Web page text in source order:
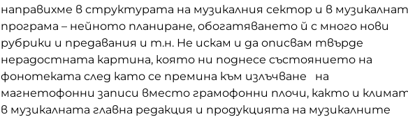
направихме в структурата на музикалния сектор и в
програма – нейното планиране, обогатяването й с много нови
рубрики и предавания и т.н. Не искам и да описвам твърде
нерадостната картина, която ни поднесе състоянието на
фонотеката след като се премина към излъчване на
магнетофонни записи вместо грамофонни плочи, както и
в музикалната главна редакция и продукцията на музикалните